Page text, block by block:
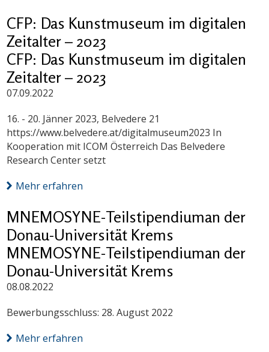
CFP: Das Kunstmuseum im digitalen
Zeitalter – 2023
CFP: Das Kunstmuseum im digitalen
Zeitalter – 2023
07.09.2022
16. - 20. Jänner 2023, Belvedere 21
https://www.belvedere.at/digitalmuseum2023 In
Kooperation mit ICOM Österreich Das Belvedere
Research Center setzt
Mehr erfahren
MNEMOSYNE-Teilstipendiuman der
Donau-Universität Krems
MNEMOSYNE-Teilstipendiuman der
Donau-Universität Krems
08.08.2022
Bewerbungsschluss: 28. August 2022
Mehr erfahren